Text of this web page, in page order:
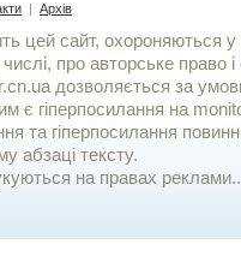
| Архів
цей сайт, охороняються у
про авторське право і
дозволяється за
є гiперпосилання на
та гіперпосилання
абзаці тексту.
на правах реклами..